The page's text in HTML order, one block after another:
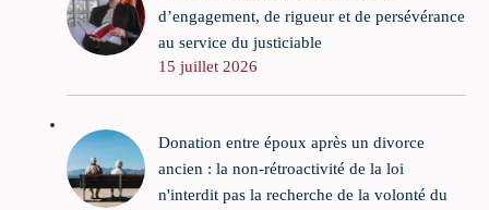
d’engagement, de rigueur et de persévérance
au service du justiciable
15 juillet 2026
Donation entre époux après un divorce
ancien : la non-rétroactivité de la loi
n'interdit pas la recherche de la volonté du